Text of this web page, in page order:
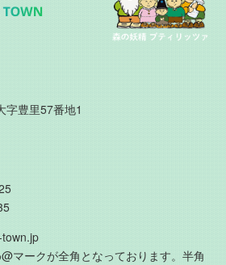
字豊里57番地1
マークが全角となっております。半角